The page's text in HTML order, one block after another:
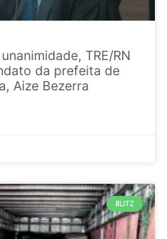
TRE/RN
da prefeita de
Aize Bezerra
BLITZ